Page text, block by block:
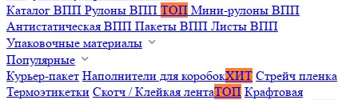
Каталог ВПП Рулоны ВПП ТОП Мини-рулоны ВПП
Антистатическая ВПП Пакеты ВПП Листы ВПП
Упаковочные материалы
Популярные
Курьер-пакет Наполнители для коробокХИТ Стрейч пленка
Термоэтикетки Скотч / Клейкая лентаТОП Крафтовая